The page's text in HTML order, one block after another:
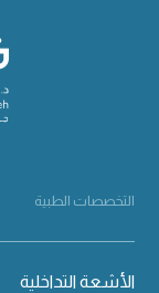
التخصصات الطبية
الأشعة التداخلية